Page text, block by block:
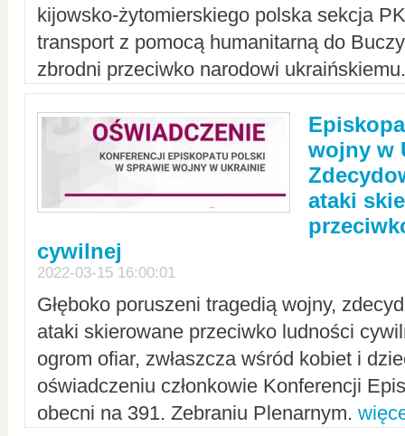
kijowsko-żytomierskiego polska sekcja
transport z pomocą humanitarną do
zbrodni przeciwko narodowi
wojny w
ataki
cywilnej
2022-03-15 16:00:01
Głęboko poruszeni tragedią wojny,
ataki skierowane przeciwko ludności
ogrom ofiar, zwłaszcza wśród kobiet i
oświadczeniu członkowie Konferencji
obecni na 391. Zebraniu Plenarnym.